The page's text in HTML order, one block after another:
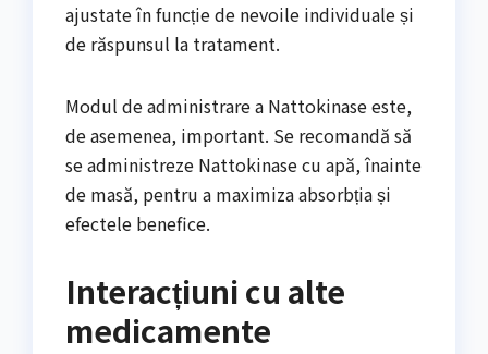
ajustate în funcție de nevoile individuale și
de răspunsul la tratament.
Modul de administrare a Nattokinase este,
de asemenea, important. Se recomandă să
se administreze Nattokinase cu apă, înainte
de masă, pentru a maximiza absorbția și
efectele benefice.
Interacțiuni cu alte
medicamente